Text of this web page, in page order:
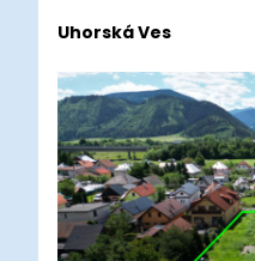
Uhorská Ves